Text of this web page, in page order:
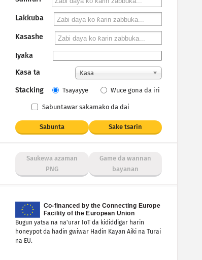
Lakkuba
Kasashe
Iyaka
Ƙasa ta
Kasa
Stacking Tsayayye Wuce gona da iri
Sabuntawar sakamako da dai
Sabunta Sake tsarin
Saukewa azaman
PNG
Game da wannan
bayanan
Bugun yatsa na na'urar IoT da kididdigar harin
honeypot da hadin gwiwar Hadin Kayan Aiki na Turai
na EU.